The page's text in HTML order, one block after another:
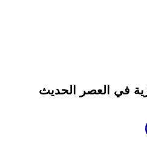
في العصر الحديث